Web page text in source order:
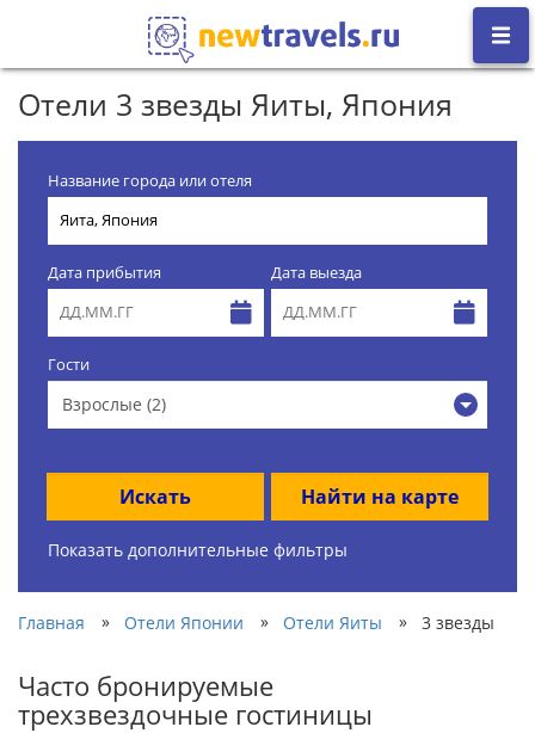
Отели 3 звезды Яиты, Япония
Название города или отеля
Дата прибытия Дата выезда
Гости
Взрослые (2)
Искать Найти на карте
Показать дополнительные фильтры
Главная » Отели Японии » Отели Яиты » 3 звезды
Часто бронируемые
трехзвездочные гостиницы